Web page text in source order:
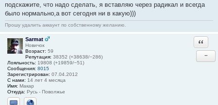
подскажите, что надо сделать, я вставляю через радикал и всегда
было нормально,а вот сегодня ни в какую)))
Прошу удалить аккаунт по собственному желанию.
Sarmat
Новичок
Возраст: 59
Репутация: 38352 (+38638/−286)
Лояльность: 19808 (+19859/−51)
Сообщения: 8015
Зарегистрирован: 07.04.2012
С нами: 14 лет 4 месяца
Имя: Макар
Откуда: Русь - Поволжье
−